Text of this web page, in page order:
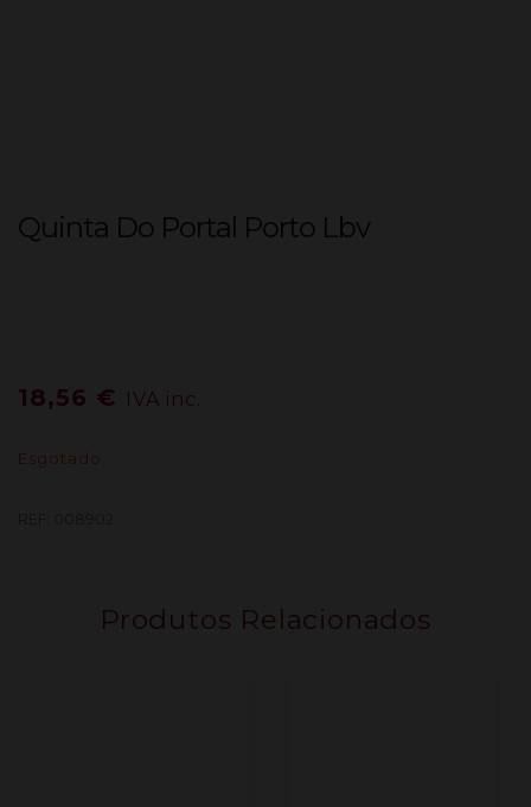
Quinta Do Portal Porto Lbv
18,56 € IVA inc.
Esgotado
Produtos Relacionados